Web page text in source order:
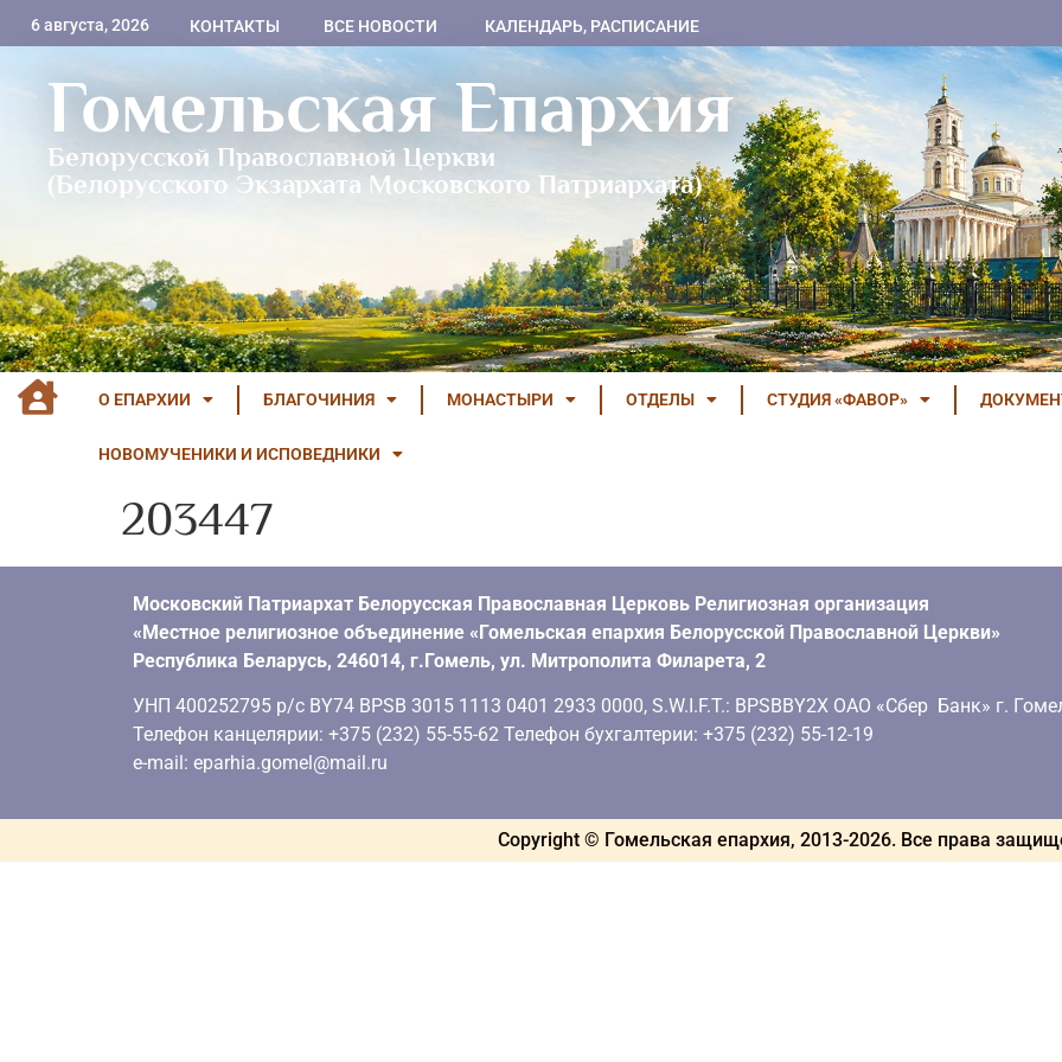
6 августа, 2026 КОНТАКТЫ ВСЕ НОВОСТИ КАЛЕНДАРЬ, РАСПИСАНИЕ
Гомельская Епархия
Белорусской Православной Церкви
(Белорусского Экзархата Московского Патриархата)
О ЕПАРХИИ БЛАГОЧИНИЯ МОНАСТЫРИ ОТДЕЛЫ СТУДИЯ «ФАВОР»
НОВОМУЧЕНИКИ И ИСПОВЕДНИКИ
203447
Московский Патриархат Белорусская Православная Церковь Религиозная организация
«Местное религиозное объединение «Гомельская епархия Белорусской Православной Церкви»
Республика Беларусь, 246014, г.Гомель, ул. Митрополита Филарета, 2
УНП 400252795 р/с BY74 BPSB 3015 1113 0401 2933 0000, S.W.I.F.T.: BPSBBY2X ОАО «Сбер Банк» г.
Телефон канцелярии: +375 (232) 55-55-62 Телефон бухгалтерии: +375 (232) 55-12-19
e-mail: eparhia.gomel@mail.ru
Copyright © Гомельская епархия, 2013-2026. Все права